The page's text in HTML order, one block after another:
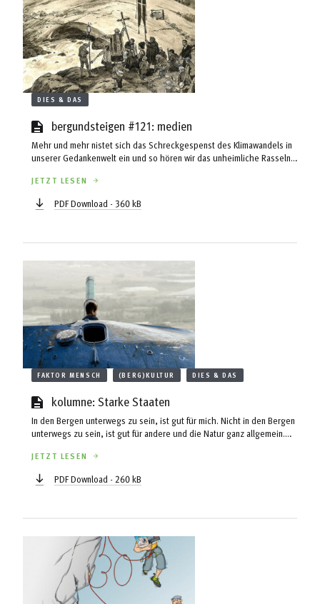
DIES & DAS
bergundsteigen #121: medien
Mehr und mehr nistet sich das Schreckgespenst des Klimawandels in
unserer Gedankenwelt ein und so hören wir das unheimliche Rasseln
in früheren Zeiten auf Naturkatastrophen und die Gewalten des
Himmels reagiert? Wie begegneten die Menschen des Alpenraums
dort Lawinen, Hochwasser und Vermurungen?
JETZT LESEN
PDF Download - 360 kB
FAKTOR MENSCH (BERG)KULTUR DIES & DAS
kolumne: Starke Staaten
In den Bergen unterwegs zu sein, ist gut für mich. Nicht in den Bergen
unterwegs zu sein, ist gut für andere und die Natur ganz allgemein.
Mitmenschen und der Berg-Natur-Kultur- Landschaft gegenüber?
JETZT LESEN
PDF Download - 260 kB